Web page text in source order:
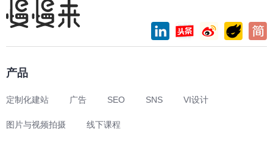
产品
定制化建站 广告 SEO SNS VI设计
图片与视频拍摄 线下课程